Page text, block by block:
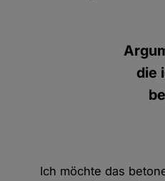
die
Ich möchte das